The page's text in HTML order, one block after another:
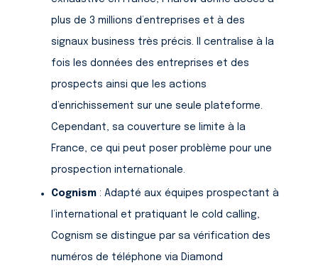
plus de 3 millions d’entreprises et à des
signaux business très précis. Il centralise à la
fois les données des entreprises et des
prospects ainsi que les actions
d’enrichissement sur une seule plateforme.
Cependant, sa couverture se limite à la
France, ce qui peut poser problème pour une
prospection internationale.
Cognism : Adapté aux équipes prospectant à
l’international et pratiquant le cold calling,
Cognism se distingue par sa vérification des
numéros de téléphone via Diamond